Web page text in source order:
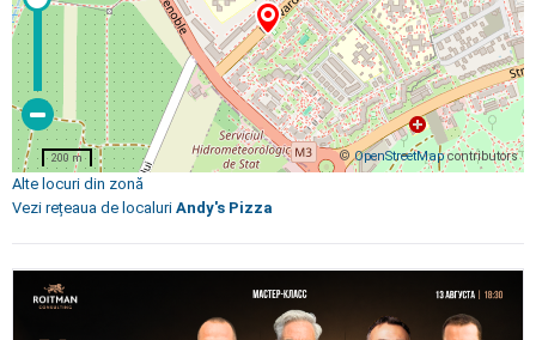
©OpenStreetMapcontributors
200 m
Alte locuri din zonă
Vezi rețeaua de localuri Andy's Pizza